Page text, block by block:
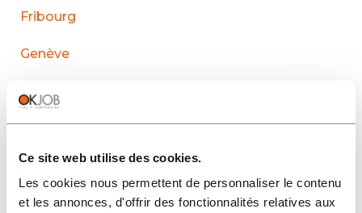
Ce site web utilise des cookies.
Les cookies nous permettent de personnaliser le contenu
et les annonces, d'offrir des fonctionnalités relatives aux
Fribourg
Genève
La Chaux-de-Fonds
Lausanne
Le Sentier
Neuchâtel